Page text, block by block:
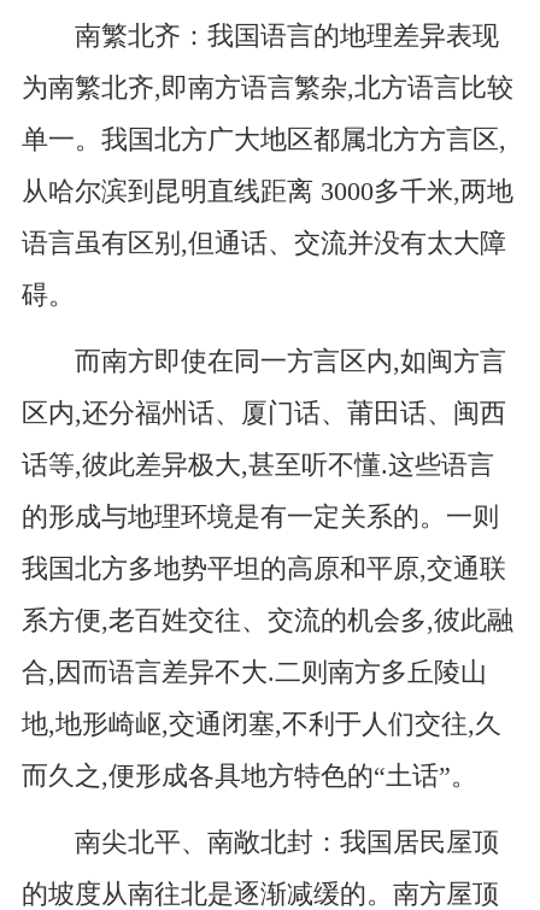
南繁北齐：我国语言的地理差异表现
为南繁北齐,即南方语言繁杂,北方语言比较
单一。我国北方广大地区都属北方方言区,
从哈尔滨到昆明直线距离 3000多千米,两地
语言虽有区别,但通话、交流并没有太大障
碍。
而南方即使在同一方言区内,如闽方言
区内,还分福州话、厦门话、莆田话、闽西
话等,彼此差异极大,甚至听不懂.这些语言
的形成与地理环境是有一定关系的。一则
我国北方多地势平坦的高原和平原,交通联
系方便,老百姓交往、交流的机会多,彼此融
合,因而语言差异不大.二则南方多丘陵山
地,地形崎岖,交通闭塞,不利于人们交往,久
而久之,便形成各具地方特色的“土话”。
南尖北平、南敞北封：我国居民屋顶
的坡度从南往北是逐渐减缓的。南方屋顶